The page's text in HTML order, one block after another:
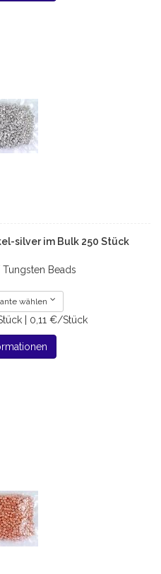
silver im Bulk 250 Stück
Beads
wählen
| 0,11 €/Stück